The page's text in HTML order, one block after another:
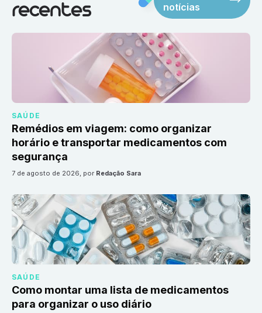
recentes
notícias
SAÚDE
Remédios em viagem: como organizar
horário e transportar medicamentos com
segurança
7 de agosto de 2026, por Redação Sara
SAÚDE
Como montar uma lista de medicamentos
para organizar o uso diário